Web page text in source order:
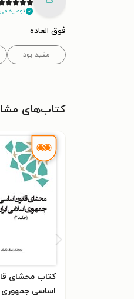
توصیه
فوق العاده
مفید بود
کتاب‌های
کتاب محشای
اساسی جمهوری